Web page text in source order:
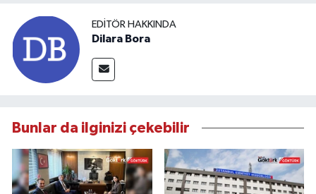
EDITÖR HAKKINDA
Dilara Bora
Bunlar da ilginizi çekebilir